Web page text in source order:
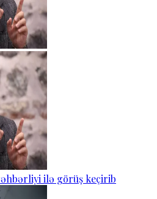
ilə görüş keçirib